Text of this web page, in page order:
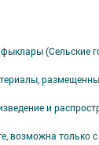
(Сельские
и
возможна только